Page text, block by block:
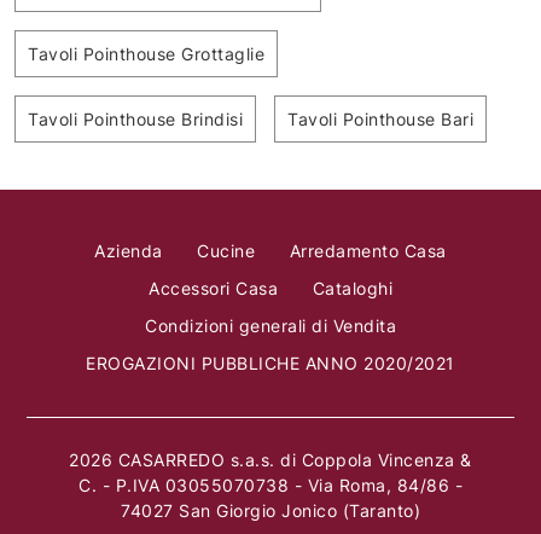
Tavoli Pointhouse Grottaglie
Tavoli Pointhouse Brindisi Tavoli Pointhouse Bari
Azienda Cucine
Arredamento Casa
Accessori Casa
Cataloghi
Condizioni generali di Vendita
EROGAZIONI PUBBLICHE ANNO 2020/2021
2026 CASARREDO s.a.s. di Coppola Vincenza &
C. - P.IVA 03055070738 - Via Roma, 84/86 -
74027 San Giorgio Jonico (Taranto)